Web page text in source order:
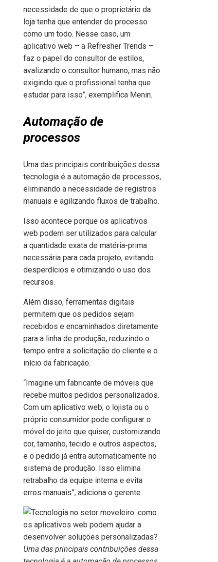
necessidade de que o proprietário da
loja tenha que entender do processo
como um todo. Nesse caso, um
aplicativo web – a Refresher Trends –
faz o papel do consultor de estilos,
avalizando o consultor humano, mas não
exigindo que o profissional tenha que
estudar para isso”, exemplifica Menin.
Automação de
processos
Uma das principais contribuições dessa
tecnologia é a automação de processos,
eliminando a necessidade de registros
manuais e agilizando fluxos de trabalho.
Isso acontece porque os aplicativos
web podem ser utilizados para calcular
a quantidade exata de matéria-prima
necessária para cada projeto, evitando
desperdícios e otimizando o uso dos
recursos.
Além disso, ferramentas digitais
permitem que os pedidos sejam
recebidos e encaminhados diretamente
para a linha de produção, reduzindo o
tempo entre a solicitação do cliente e o
início da fabricação.
“Imagine um fabricante de móveis que
recebe muitos pedidos personalizados.
Com um aplicativo web, o lojista ou o
próprio consumidor pode configurar o
móvel do jeito que quiser, customizando
cor, tamanho, tecido e outros aspectos,
e o pedido já entra automaticamente no
sistema de produção. Isso elimina
retrabalho da equipe interna e evita
erros manuais”, adiciona o gerente.
Uma das principais contribuições dessa